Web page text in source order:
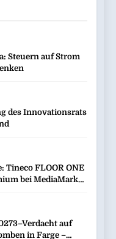
Steuern auf Strom
des Innovationsrats
Tineco FLOOR ONE
bei MediaMarkt
auf
in Farge –